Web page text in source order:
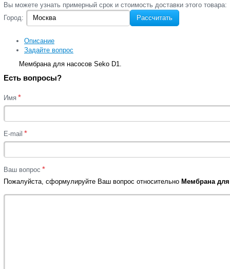
Вы‌ можете‌ узнать‌ примерный срок и стоимость‌ доставки этого товара:
Город:
Рассчитать
Описание
Задайте вопрос
Мембрана для насосов Seko D1.
Есть вопросы?
Имя *
E-mail *
Ваш вопрос *
Пожалуйста, сформулируйте Ваш вопрос относительно Мембрана для